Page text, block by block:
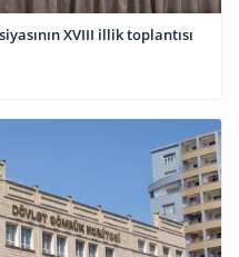
XVIII illik toplantısı